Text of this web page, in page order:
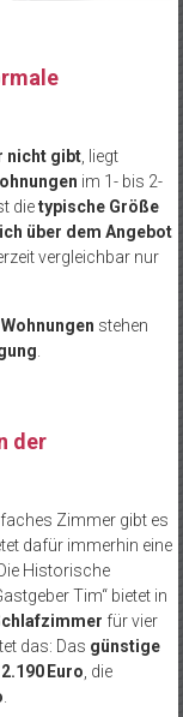
nicht gibt, liegt
im 1- bis 2-
dietypische Größe
über dem Angebot
vergleichbar nur
stehen
.
der
Zimmer gibt es
dafür immerhin eine
Historische
Tim“ bietet in
für vier
das: Das günstige
2.190 Euro, die
.